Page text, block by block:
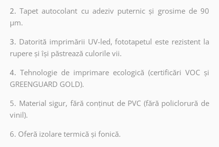
2.Tapet autocolant cu adeziv puternic și grosime de 90
µm.
3. Datorită imprimării UV-led, fototapetul este rezistent la
rupere și își păstrează culorile vii.
4. Tehnologie de imprimare ecologică (certificări VOC și
GREENGUARD GOLD).
5. Material sigur, fără conținut de PVC (fără policlorură de
vinil).
6. Oferă izolare termică și fonică.